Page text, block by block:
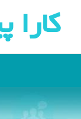
كارا